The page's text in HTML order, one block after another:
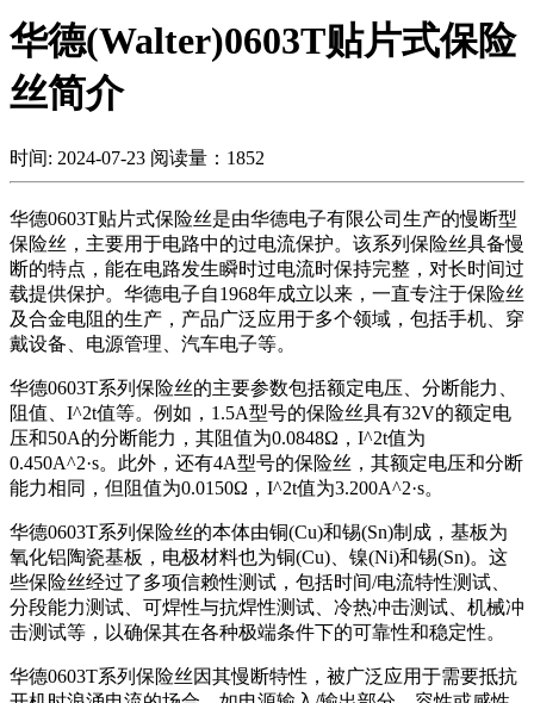
华德(Walter)0603T贴片式保险
丝简介
时间: 2024-07-23 阅读量：1852
华德0603T贴片式保险丝是由华德电子有限公司生产的慢断型
保险丝，主要用于电路中的过电流保护。该系列保险丝具备慢
断的特点，能在电路发生瞬时过电流时保持完整，对长时间过
载提供保护。华德电子自1968年成立以来，一直专注于保险丝
及合金电阻的生产，产品广泛应用于多个领域，包括手机、穿
戴设备、电源管理、汽车电子等。
华德0603T系列保险丝的主要参数包括额定电压、分断能力、
阻值、I^2t值等。例如，1.5A型号的保险丝具有32V的额定电
压和50A的分断能力，其阻值为0.0848Ω，I^2t值为
0.450A^2·s。此外，还有4A型号的保险丝，其额定电压和分断
能力相同，但阻值为0.0150Ω，I^2t值为3.200A^2·s。
华德0603T系列保险丝的本体由铜(Cu)和锡(Sn)制成，基板为
氧化铝陶瓷基板，电极材料也为铜(Cu)、镍(Ni)和锡(Sn)。这
些保险丝经过了多项信赖性测试，包括时间/电流特性测试、
分段能力测试、可焊性与抗焊性测试、冷热冲击测试、机械冲
击测试等，以确保其在各种极端条件下的可靠性和稳定性。
华德0603T系列保险丝因其慢断特性，被广泛应用于需要抵抗